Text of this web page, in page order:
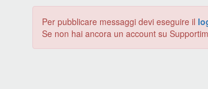
Per pubblicare messaggi devi eseguire il
Se non hai ancora un account su